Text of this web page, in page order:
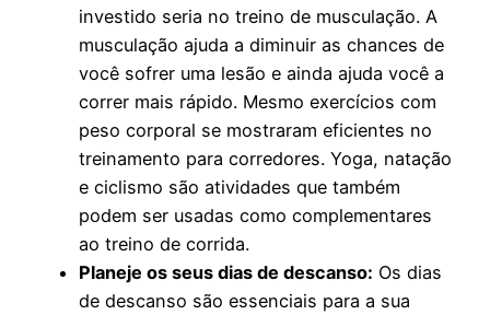
investido seria no treino de musculação. A
musculação ajuda a diminuir as chances de
você sofrer uma lesão e ainda ajuda você a
correr mais rápido. Mesmo exercícios com
peso corporal se mostraram eficientes no
treinamento para corredores. Yoga, natação
e ciclismo são atividades que também
podem ser usadas como complementares
ao treino de corrida.
Planeje os seus dias de descanso: Os dias
de descanso são essenciais para a sua